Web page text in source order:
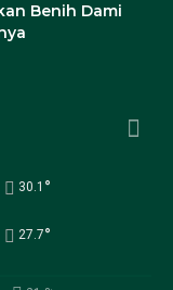
Benih Dami
30.1 °
27.7°